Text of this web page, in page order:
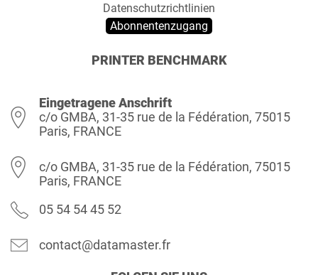
Datenschutzrichtlinien
Abonnentenzugang
PRINTER BENCHMARK
Eingetragene Anschrift
c/o GMBA, 31-35 rue de la Fédération, 75015
Paris, FRANCE
c/o GMBA, 31-35 rue de la Fédération, 75015
Paris, FRANCE
05 54 54 45 52
contact@datamaster.fr